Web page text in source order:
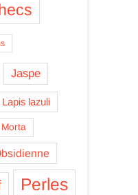
Jaspe
Lapis lazuli
Morta
Perles